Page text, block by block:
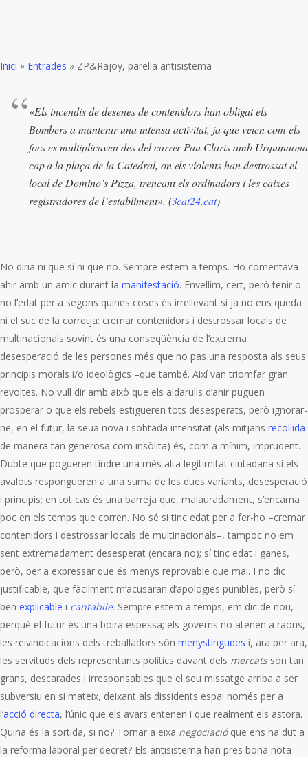
Inici » Entrades » ZP&Rajoy, parella antisistema
«Els incendis de desenes de contenidors han obligat els
Bombers a mantenir una intensa activitat, ja que veien com els
focs es multiplicaven des del carrer Pau Claris amb Urquinaona
cap a la plaça de la Catedral, on els violents han destrossat el
local de Domino’s Pizza, trencant els ordinadors i les caixes
registradores de l’establiment». (3cat24.cat)
No diria ni que sí ni que no. Sempre estem a temps. Ho comentava
ahir amb un amic durant la manifestació. Envellim, cert, però tenir o
no l’edat per a segons quines coses és irrellevant si ja no ens queda
ni el suc de la corretja: cremar contenidors i destrossar locals de
multinacionals sovint és una conseqüència de l’extrema
desesperació de les persones més que no pas una resposta als seus
principis morals i/o ideològics –que també. Així van triomfar gran
revoltes. No vull dir amb això que els aldarulls d’ahir puguen
prosperar o que els rebels estigueren tots desesperats, però ignorar-
ne, en el futur, la seua nova i sobtada intensitat (als mitjans recollida
de manera tan generosa com insòlita) és, com a mínim, imprudent.
Dubte que pogueren tindre una més alta legitimitat ciutadana si els
avalots respongueren a una suma de les dues variants, desesperació
i principis; en tot cas és una barreja que, malauradament, s’encarna
poc en els temps que corren. No sé si tinc edat per a fer-ho –cremar
contenidors i destrossar locals de multinacionals–, tampoc no em
sent extremadament desesperat (encara no); sí tinc edat i ganes,
però, per a expressar que és menys reprovable que mai. I no dic
justificable, que fàcilment m’acusaran d’apologies punibles, però sí
ben explicable i cantabile. Sempre estem a temps, em dic de nou,
perquè el futur és una boira espessa; els governs no atenen a raons,
les reivindicacions dels treballadors són menystingudes i, ara per ara,
les servituds dels representants polítics davant dels mercats són tan
grans, descarades i irresponsables que el seu missatge arriba a ser
subversiu en si mateix, deixant als dissidents espai només per a
l’acció directa, l’únic que els avars entenen i que realment els astora.
Quina és la sortida, si no? Tornar a eixa negociacióque ens ha dut a
la reforma laboral per decret? Els antisistema han pres bona nota